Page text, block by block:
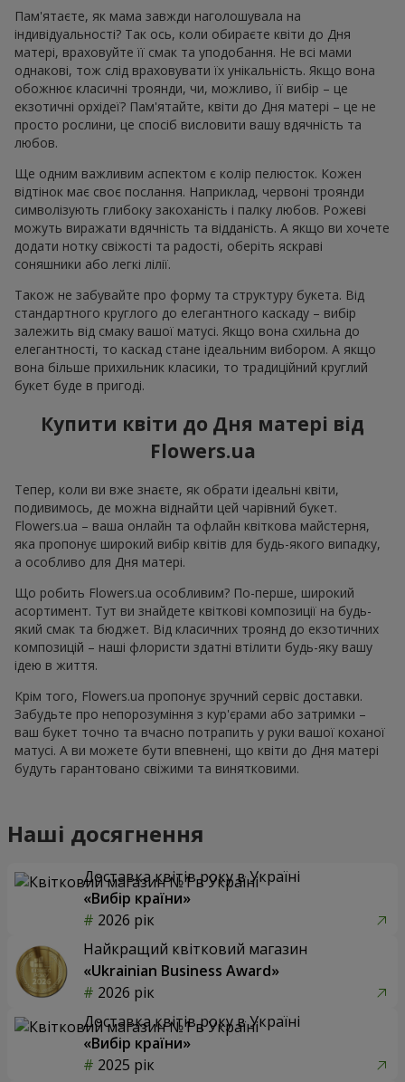
Пам'ятаєте, як мама завжди наголошувала на
індивідуальності? Так ось, коли обираєте квіти до Дня
матері, враховуйте її смак та уподобання. Не всі мами
однакові, тож слід враховувати їх унікальність. Якщо вона
обожнює класичні троянди, чи, можливо, її вибір – це
екзотичні орхідеї? Пам'ятайте, квіти до Дня матері – це не
просто рослини, це спосіб висловити вашу вдячність та
любов.
Ще одним важливим аспектом є колір пелюсток. Кожен
відтінок має своє послання. Наприклад, червоні троянди
символізують глибоку закоханість і палку любов. Рожеві
можуть виражати вдячність та відданість. А якщо ви хочете
додати нотку свіжості та радості, оберіть яскраві
соняшники або легкі лілії.
Також не забувайте про форму та структуру букета. Від
стандартного круглого до елегантного каскаду – вибір
залежить від смаку вашої матусі. Якщо вона схильна до
елегантності, то каскад стане ідеальним вибором. А якщо
вона більше прихильник класики, то традиційний круглий
букет буде в пригоді.
Купити квіти до Дня матері від
Flowers.ua
Тепер, коли ви вже знаєте, як обрати ідеальні квіти,
подивимось, де можна віднайти цей чарівний букет.
Flowers.ua – ваша онлайн та офлайн квіткова майстерня,
яка пропонує широкий вибір квітів для будь-якого випадку,
а особливо для Дня матері.
Що робить Flowers.ua особливим? По-перше, широкий
асортимент. Тут ви знайдете квіткові композиції на будь-
який смак та бюджет. Від класичних троянд до екзотичних
композицій – наші флористи здатні втілити будь-яку вашу
ідею в життя.
Крім того, Flowers.ua пропонує зручний сервіс доставки.
Забудьте про непорозуміння з кур'єрами або затримки –
ваш букет точно та вчасно потрапить у руки вашої коханої
матусі. А ви можете бути впевнені, що квіти до Дня матері
будуть гарантовано свіжими та винятковими.
Наші досягнення
Доставка квітів року в Україні
«Вибір країни»
2026 рік
Найкращий квітковий магазин
«Ukrainian Business Award»
2026 рік
Доставка квітів року в Україні
«Вибір країни»
2025 рік